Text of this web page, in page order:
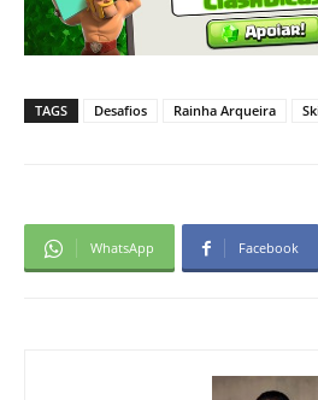
TAGS Desafios Rainha Arqueira
WhatsApp Facebook